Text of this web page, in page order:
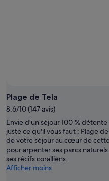
Plage de Tela
8.6/10 (147 avis)
Envie d'un séjour 100 % détente
juste ce qu'il vous faut : Plage
de votre séjour au cœur de
pour arpenter ses parcs
ses récifs coralliens.
Afficher moins